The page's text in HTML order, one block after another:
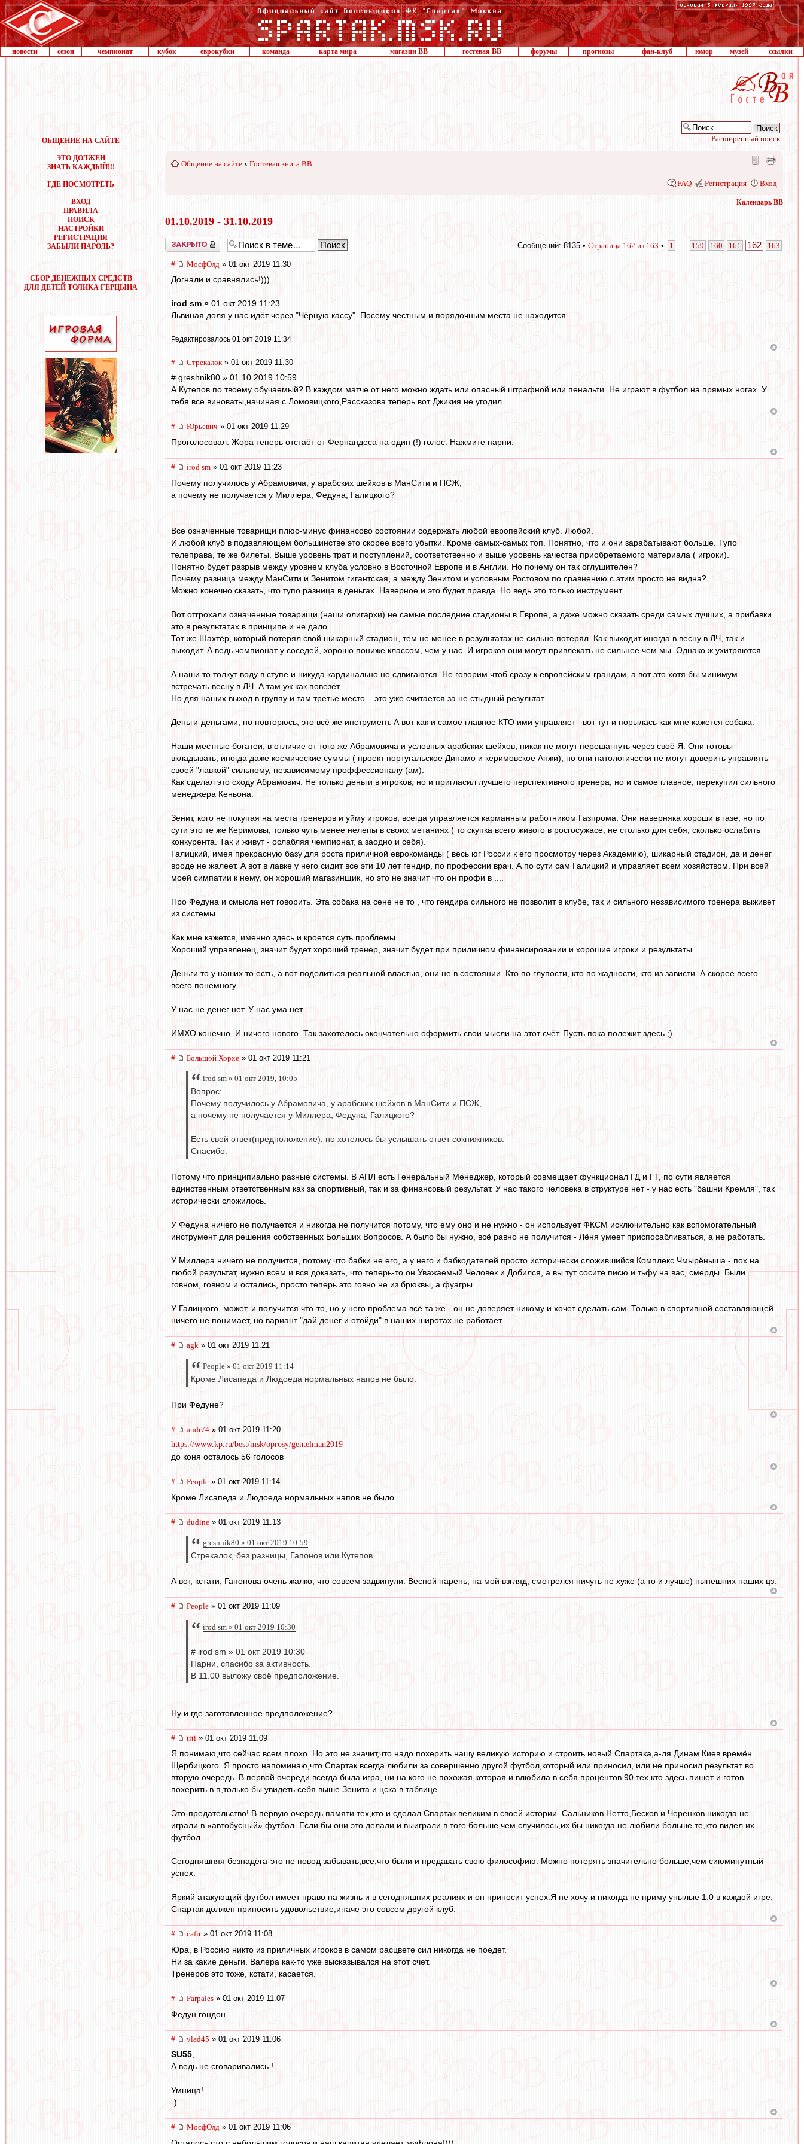
новости сезон чемпионат кубок еврокубки команда карта мира магазин ВВ гостевая ВВ форумы прогнозы фан-клуб юмор музей ссылки
ОБЩЕНИЕ НА САЙТЕ
ЭТО ДОЛЖЕН
ЗНАТЬ КАЖДЫЙ!!!
ГДЕ ПОСМОТРЕТЬ
ВХОД
ПРАВИЛА
ПОИСК
НАСТРОЙКИ
РЕГИСТРАЦИЯ
ЗАБЫЛИ ПАРОЛЬ?
СБОР ДЕНЕЖНЫХ СРЕДСТВ
ДЛЯ ДЕТЕЙ ТОЛИКА ГЕРЦЫНА
Расширенный поиск
Общение на сайте ‹ Гостевая книга ВВ
FAQ Регистрация Вход
Календарь ВВ
01.10.2019 - 31.10.2019
Закрыто Сообщений: 8135 • Страница 162 из 163 • 1 159 160 161 162 163
# МосфОлд » 01 окт 2019 11:30
Догнали и сравнялись!)))
irod sm » 01 окт 2019 11:23
Львиная доля у нас идёт через "Чёрную кассу". Посему честным и порядочным места не находится...
Редактировалось 01 окт 2019 11:34
# Стрекалок » 01 окт 2019 11:30
# greshnik80 » 01.10.2019 10:59
А Кутепов по твоему обучаемый? В каждом матче от него можно ждать или опасный штрафной или пенальти. Не играют в футбол на прямых ногах. У
тебя все виноваты,начиная с Ломовицкого,Рассказова теперь вот Джикия не угодил.
# Юрьевич » 01 окт 2019 11:29
Проголосовал. Жора теперь отстаёт от Фернандеса на один (!) голос. Нажмите парни.
# irod sm » 01 окт 2019 11:23
Почему получилось у Абрамовича, у арабских шейхов в МанСити и ПСЖ,
а почему не получается у Миллера, Федуна, Галицкого?
Все означенные товарищи плюс-минус финансово состоянии содержать любой европейский клуб. Любой.
И любой клуб в подавляющем большинстве это скорее всего убытки. Кроме самых-самых топ. Понятно, что и они зарабатывают больше. Тупо
телеправа, те же билеты. Выше уровень трат и поступлений, соответственно и выше уровень качества приобретаемого материала ( игроки).
Понятно будет разрыв между уровнем клуба условно в Восточной Европе и в Англии. Но почему он так оглушителен?
Почему разница между МанСити и Зенитом гигантская, а между Зенитом и условным Ростовом по сравнению с этим просто не видна?
Можно конечно сказать, что тупо разница в деньгах. Наверное и это будет правда. Но ведь это только инструмент.
Вот отгрохали означенные товарищи (наши олигархи) не самые последние стадионы в Европе, а даже можно сказать среди самых лучших, а прибавки
это в результатах в принципе и не дало.
Тот же Шахтёр, который потерял свой шикарный стадион, тем не менее в результатах не сильно потерял. Как выходит иногда в весну в ЛЧ, так и
выходит. А ведь чемпионат у соседей, хорошо пониже классом, чем у нас. И игроков они могут привлекать не сильнее чем мы. Однако ж ухитряются.
А наши то толкут воду в ступе и никуда кардинально не сдвигаются. Не говорим чтоб сразу к европейским грандам, а вот это хотя бы минимум
встречать весну в ЛЧ. А там уж как повезёт.
Но для наших выход в группу и там третье место – это уже считается за не стыдный результат.
Деньги-деньгами, но повторюсь, это всё же инструмент. А вот как и самое главное КТО ими управляет –вот тут и порылась как мне кажется собака.
Наши местные богатеи, в отличие от того же Абрамовича и условных арабских шейхов, никак не могут перешагнуть через своё Я. Они готовы
вкладывать, иногда даже космические суммы ( проект португальское Динамо и керимовское Анжи), но они патологически не могут доверить управлять
своей "лавкой" сильному, независимому проффессионалу (ам).
Как сделал это сходу Абрамович. Не только деньги в игроков, но и пригласил лучшего перспективного тренера, но и самое главное, перекупил сильного
менеджера Кеньона.
Зенит, кого не покупая на места тренеров и уйму игроков, всегда управляется карманным работником Газпрома. Они наверняка хороши в газе, но по
сути это те же Керимовы, только чуть менее нелепы в своих метаниях ( то скупка всего живого в росгосужасе, не столько для себя, сколько ослабить
конкурента. Так и живут - ослабляя чемпионат, а заодно и себя).
Галицкий, имея прекрасную базу для роста приличной еврокоманды ( весь юг России к его просмотру через Академию), шикарный стадион, да и денег
вроде не жалеет. А вот в лавке у него сидит все эти 10 лет гендир, по профессии врач. А по сути сам Галицкий и управляет всем хозяйством. При всей
моей симпатии к нему, он хороший магазинщик, но это не значит что он профи в ....
Про Федуна и смысла нет говорить. Эта собака на сене не то , что гендира сильного не позволит в клубе, так и сильного независимого тренера выживет
из системы.
Как мне кажется, именно здесь и кроется суть проблемы.
Хороший управленец, значит будет хороший тренер, значит будет при приличном финансировании и хорошие игроки и результаты.
Деньги то у наших то есть, а вот поделиться реальной властью, они не в состоянии. Кто по глупости, кто по жадности, кто из зависти. А скорее всего
всего понемногу.
У нас не денег нет. У нас ума нет.
ИМХО конечно. И ничего нового. Так захотелось окончательно оформить свои мысли на этот счёт. Пусть пока полежит здесь ;)
# Большой Хорхе » 01 окт 2019 11:21
irod sm » 01 окт 2019, 10:05
Вопрос:
Почему получилось у Абрамовича, у арабских шейхов в МанСити и ПСЖ,
а почему не получается у Миллера, Федуна, Галицкого?
Есть свой ответ(предположение), но хотелось бы услышать ответ сокнижников.
Спасибо.
Потому что принципиально разные системы. В АПЛ есть Генеральный Менеджер, который совмещает функционал ГД и ГТ, по сути является
единственным ответственным как за спортивный, так и за финансовый результат. У нас такого человека в структуре нет - у нас есть "башни Кремля", так
исторически сложилось.
У Федуна ничего не получается и никогда не получится потому, что ему оно и не нужно - он использует ФКСМ исключительно как вспомогательный
инструмент для решения собственных Больших Вопросов. А было бы нужно, всё равно не получится - Лёня умеет приспосабливаться, а не работать.
У Миллера ничего не получится, потому что бабки не его, а у него и бабкодателей просто исторически сложившийся Комплекс Чмырёныша - пох на
любой результат, нужно всем и вся доказать, что теперь-то он Уважаемый Человек и Добился, а вы тут сосите писю и тьфу на вас, смерды. Были
говном, говном и остались, просто теперь это говно не из брюквы, а фуагры.
У Галицкого, может, и получится что-то, но у него проблема всё та же - он не доверяет никому и хочет сделать сам. Только в спортивной составляющей
ничего не понимает, но вариант "дай денег и отойди" в наших широтах не работает.
# agk » 01 окт 2019 11:21
People » 01 окт 2019 11:14
Кроме Лисапеда и Людоеда нормальных напов не было.
При Федуне?
# andr74 » 01 окт 2019 11:20
https://www.kp.ru/best/msk/oprosy/gentelman2019
до коня осталось 56 голосов
# People » 01 окт 2019 11:14
Кроме Лисапеда и Людоеда нормальных напов не было.
# dudine » 01 окт 2019 11:13
greshnik80 » 01 окт 2019 10:59
Стрекалок, без разницы, Гапонов или Кутепов.
А вот, кстати, Гапонова очень жалко, что совсем задвинули. Весной парень, на мой взгляд, смотрелся ничуть не хуже (а то и лучше) нынешних наших цз.
# People » 01 окт 2019 11:09
irod sm » 01 окт 2019 10:30
# irod sm » 01 окт 2019 10:30
Парни, спасибо за активность.
В 11.00 выложу своё предположение.
Ну и где заготовленное предположение?
# titi » 01 окт 2019 11:09
Я понимаю,что сейчас всем плохо. Но это не значит,что надо похерить нашу великую историю и строить новый Спартака,а-ля Динам Киев времён
Щербицкого. Я просто напоминаю,что Спартак всегда любили за совершенно другой футбол,который или приносил, или не приносил результат во
вторую очередь. В первой очереди всегда была игра, ни на кого не похожая,которая и влюбила в себя процентов 90 тех,кто здесь пишет и готов
похерить в п,только бы увидеть себя выше Зенита и цска в таблице.
Это-предательство! В первую очередь памяти тех,кто и сделал Спартак великим в своей истории. Сальников Нетто,Бесков и Черенков никогда не
играли в «автобусный» футбол. Если бы они это делали и выиграли в тоге больше,чем случилось,их бы никогда не любили больше те,кто видел их
футбол.
Сегодняшняя безнадёга-это не повод забывать,все,что были и предавать свою философию. Можно потерять значительно больше,чем сиюминутный
успех.
Яркий атакующий футбол имеет право на жизнь и в сегодняшних реалиях и он приносит успех.Я не хочу и никогда не приму унылые 1:0 в каждой игре.
Спартак должен приносить удовольствие,иначе это совсем другой клуб.
# cafir» 01 окт 2019 11:08
Юра, в Россию никто из приличных игроков в самом расцвете сил никогда не поедет.
Ни за какие деньги. Валера как-то уже высказывался на этот счет.
Тренеров это тоже, кстати, касается.
# Parpales » 01 окт 2019 11:07
Федун гондон.
# vlad45 » 01 окт 2019 11:06
SU55,
А ведь не сговаривались-!
Умница!
-)
# МосфОлд » 01 окт 2019 11:06